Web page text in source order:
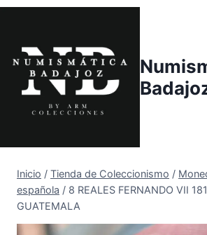
Saltar
contenido
Inicio / Tienda de Coleccionismo /
española / 8 REALES FERNANDO VII
GUATEMALA